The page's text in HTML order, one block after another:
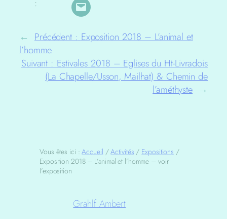
← Précédent : Exposition 2018 – L’animal et
l’homme
Suivant : Estivales 2018 – Eglises du Ht-Livradois
(La Chapelle/Usson, Mailhat) & Chemin de
l’améthyste →
Vous êtes ici :Accueil /Activités / Expositions /
Exposition 2018 – L’animal et l’homme – voir
l’exposition
Grahlf Ambert